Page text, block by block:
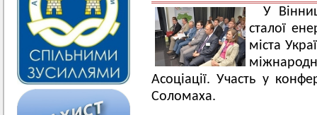
У
сталої
міста
Асоціації. Участь у
Соломаха.